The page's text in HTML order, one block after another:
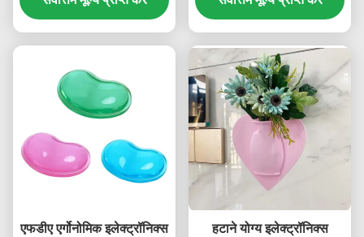
एफडीए एर्गोनोमिक इलेक्ट्रॉनिक्स
हटाने योग्य इलेक्ट्रॉनिक्स